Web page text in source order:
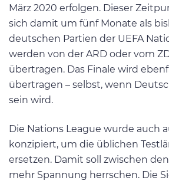
März 2020 erfolgen. Dieser
sich damit um fünf Monate als
deutschen Partien der UEFA
werden von der ARD oder vom
übertragen. Das Finale wird
übertragen – selbst, wenn
sein wird.
Die Nations League wurde auch
konzipiert, um die üblichen
ersetzen. Damit soll zwischen
mehr Spannung herrschen. Die